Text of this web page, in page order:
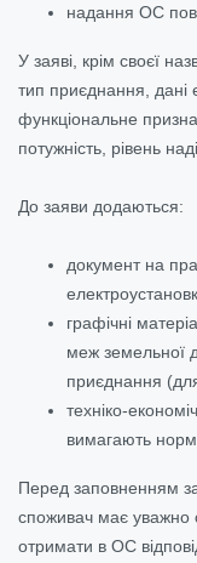
надання ОС
У заяві, крім своєї
тип приєднання, дані
функціональне
потужність, рівень
До заяви додаються:
документ на
графічні
меж земельної
приєднання
техніко-
вимагають
Перед заповненням
споживач має уважно
отримати в ОС